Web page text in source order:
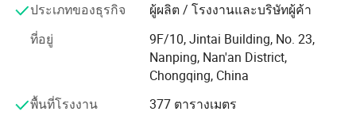
หมาย / เป้าหมายและตัวรับจะเคลื่อนที่ไปตามเส้นทางที่
เคลื่อนไปเพื่อบันทึกส่วนประกอบทั้งสามของสนามแม่เหล็ก
รองที่เหนี่ยวนำขึ้นเมื่อกระแสไฟฟ้าแรงที่ไหลผ่านในลูปถูก
พอใจเป็นอย่างมากและมีสิทธิในการนำเข้าและส่งออกเพื่อให้
มั่นใจว่าผลิตภัณฑ์ของเรามีคุณภาพสูงเราก็ดำเนินการผลิต
ของเราอย่างเคร่งครัดตามมาตรฐานต่างๆของ ISO, ASTM D,
IP และประเทศอื่นๆเราได้พัฒนาช่องทางการขายในหลาย
ประเภทของธุรกิจ
ผู้ผลิต / โรงงานและบริษัทผู้ค้า
ที่อยู่
9F/10, Jintai Building, No. 23,
Nanping, Nan'an District,
Chongqing, China
พื้นที่โรงงาน
377 ตารางเมตร